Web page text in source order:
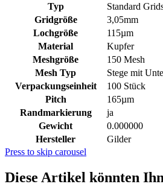
Typ
Standard
Gridgröße
3,05mm
Lochgröße
115µm
Material
Kupfer
Meshgröße
150 Mesh
Mesh Typ
Stege mit
Verpackungseinheit
100 Stück
Pitch
165µm
Randmarkierung
ja
Gewicht
0.000000
Hersteller
Gilder
Press to skip carousel
Diese Artikel könnten